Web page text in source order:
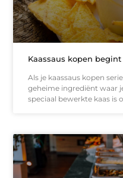
Kaassaus kopen
Als je kaassaus kopen
geheime ingrediënt waar
speciaal bewerkte kaas